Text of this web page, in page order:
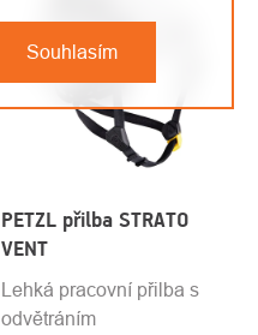
Souhlasím
PETZL přilba STRATO
VENT
Lehká pracovní přilba s
odvětráním